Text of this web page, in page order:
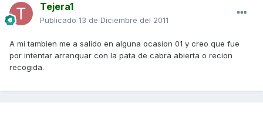
Tejera1
Publicado 13 de Diciembre del 2011
A mi tambien me a salido en alguna ocasion 01 y creo que fue
por intentar arranquar con la pata de cabra abierta o recion
recogida.